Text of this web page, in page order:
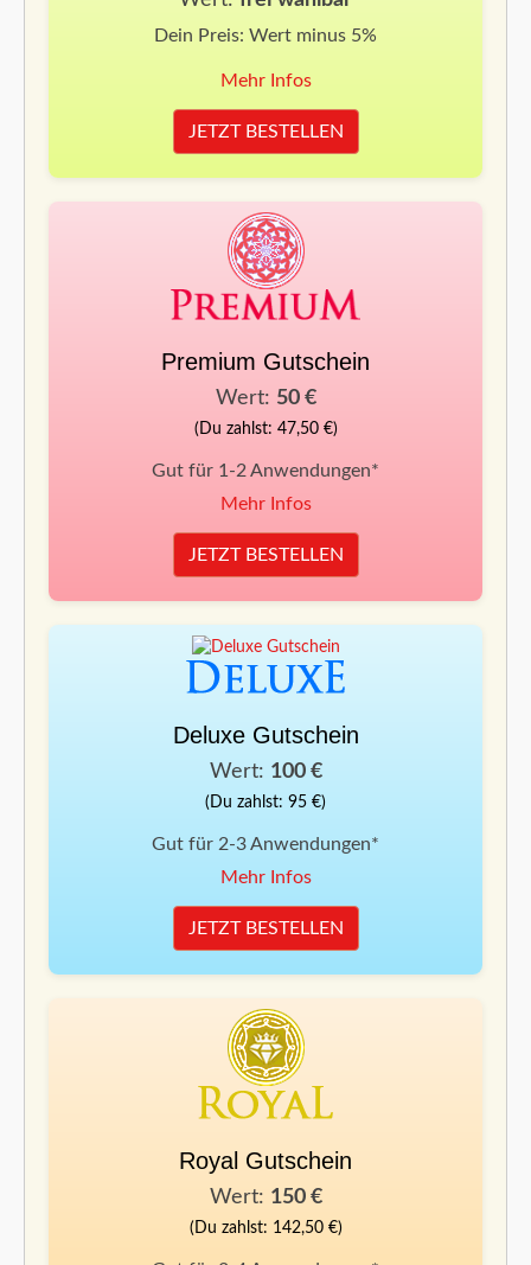
Dein Preis: Wert minus 5%
Mehr Infos
JETZT BESTELLEN
Premium Gutschein
Wert: 50 €
(Du zahlst: 47,50 €)
Gut für 1-2 Anwendungen*
Mehr Infos
JETZT BESTELLEN
Deluxe Gutschein
Wert: 100 €
(Du zahlst: 95 €)
Gut für 2-3 Anwendungen*
Mehr Infos
JETZT BESTELLEN
Royal Gutschein
Wert: 150 €
(Du zahlst: 142,50 €)